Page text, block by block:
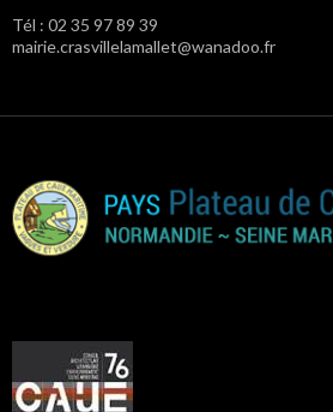
Tél : 02 35 97 89 39
mairie.crasvillelamallet@wanadoo.fr